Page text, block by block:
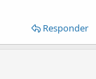
Responder